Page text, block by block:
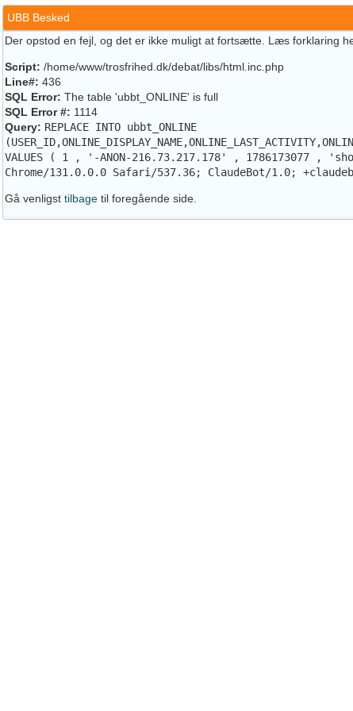
UBB Besked
Der opstod en fejl, og det er ikke muligt at fortsætte. Læs forklaring
Script: /home/www/trosfrihed.dk/debat/libs/html.inc.php
Line#: 436
SQL Error: The table 'ubbt_ONLINE' is full
SQL Error #: 1114
Query: REPLACE INTO ubbt_ONLINE
VALUES ( 1 , '-ANON-216.73.217.178' , 1786173077
Chrome/131.0.0.0 Safari/537.36; ClaudeBot/1.0;
Gå venligst tilbage til foregående side.